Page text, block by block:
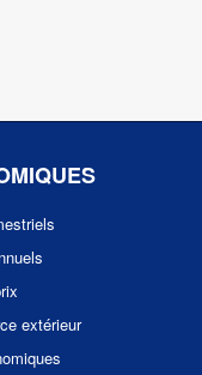
extérieur